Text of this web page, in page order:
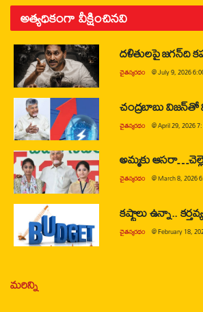
అత్యధికంగా వీక్షించినవి
దళితులపై జగన్‌ది
చైతన్యరధం @July 9, 2026
చంద్రబాబు విజన్‌తో
చైతన్యరధం @April 29, 2026
అమ్మకు
చైతన్యరధం @March 8, 2026
కష్టాలు ఉన్నా..
చైతన్యరధం @February 18,
మరిన్ని